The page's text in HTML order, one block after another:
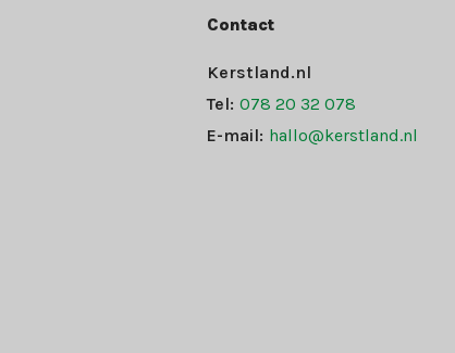
Contact
Kerstland.nl
Tel: 078 20 32 078
E-mail: hallo@kerstland.nl